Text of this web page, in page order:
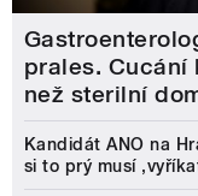
prales. Cucání
než sterilní
Kandidát ANO na
si to prý musí